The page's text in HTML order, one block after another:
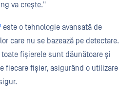
va crește."
este o tehnologie avansată de
care nu se bazează pe detectare.
fișierele sunt dăunătoare și
fiecare fișier, asigurând o utilizare